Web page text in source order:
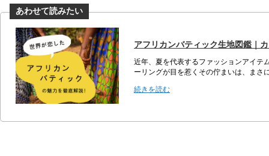
アフリカンバティック生地図鑑｜
近年、夏を代表するファッションアイテ
ーリングが目を惹くその佇まいは、まさ
続きを読む